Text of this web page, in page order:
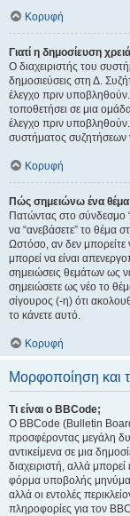
Κορυφή
Γιατί η δημοσίευση
Ο διαχειριστής του
δημοσιεύσεις στη Δ.
έλεγχο πριν υποβληθούν.
τοποθετήσει σε μια
έλεγχο πριν υποβληθούν.
συστήματος συζητήσεων
Κορυφή
Πώς σημειώνω ένα
Πατώντας στο σύνδεσμο
να “ανεβάσετε” το θέμα
Ωστόσο, αν δεν μπορείτε
μπορεί να είναι
σημειώσεις θεμάτων ως
σημειώσετε ως νέο το
σίγουρος (-η) ότι
το κάνετε αυτό.
Κορυφή
Μορφοποίηση και
Τι είναι ο BBCode;
Ο BBCode (Bulletin Board
προσφέροντας μεγάλη
αντικείμενα σε μια
διαχειριστή, αλλά
φόρμα υποβολής
αλλά οι εντολές
πληροφορίες για τον